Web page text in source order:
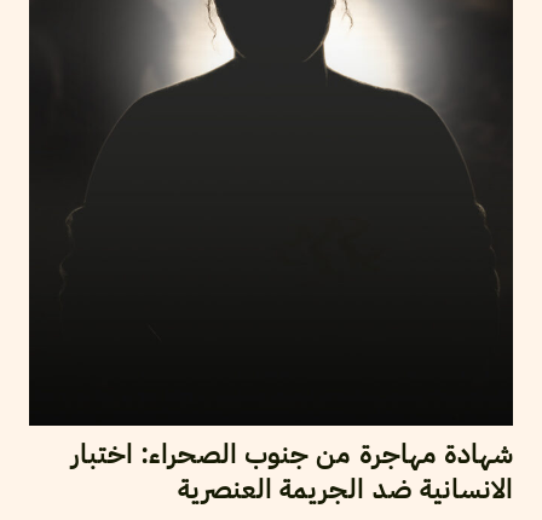
شهادة مهاجرة من جنوب الصحراء: اختبار
الانسانية ضد الجريمة العنصرية